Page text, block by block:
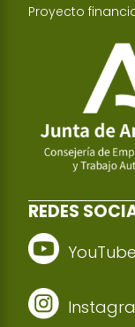
Proyecto
REDES
YouTube